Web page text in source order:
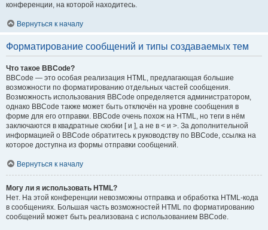
конференции, на которой находитесь.
Вернуться к началу
Форматирование сообщений и типы создаваемых тем
Что такое BBCode?
BBCode — это особая реализация HTML, предлагающая большие
возможности по форматированию отдельных частей сообщения.
Возможность использования BBCode определяется администратором,
однако BBCode также может быть отключён на уровне сообщения в
форме для его отправки. BBCode очень похож на HTML, но теги в нём
заключаются в квадратные скобки [ и ], а не в < и >. За дополнительной
информацией о BBCode обратитесь к руководству по BBCode, ссылка на
которое доступна из формы отправки сообщений.
Вернуться к началу
Могу ли я использовать HTML?
Нет. На этой конференции невозможны отправка и обработка HTML-кода
в сообщениях. Большая часть возможностей HTML по форматированию
сообщений может быть реализована с использованием BBCode.